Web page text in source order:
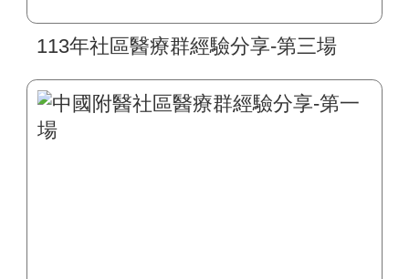
113年社區醫療群經驗分享-第三場